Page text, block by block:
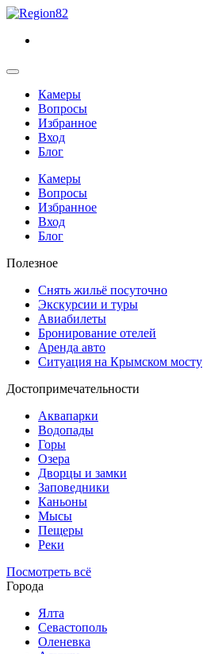
Камеры
Вопросы
Избранное
Вход
Блог
Камеры
Вопросы
Избранное
Вход
Блог
Полезное
Снять жильё посуточно
Экскурсии и туры
Авиабилеты
Бронирование отелей
Аренда авто
Ситуация на Крымском мосту
Достопримечательности
Аквапарки
Водопады
Горы
Озера
Дворцы и замки
Заповедники
Каньоны
Мысы
Пещеры
Реки
Посмотреть всё
Города
Ялта
Севастополь
Оленевка